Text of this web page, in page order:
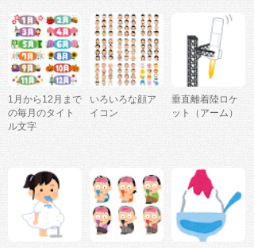
1月から12月まで
の毎月のタイト
ル文字
いろいろな顔ア
イコン
垂直離着陸ロケ
ット（アーム）